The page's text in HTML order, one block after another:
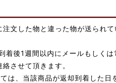
文した物と違った物が送られて
後1週間以内にメールもしくは
させて頂きます。
は、当該商品が返却到着した